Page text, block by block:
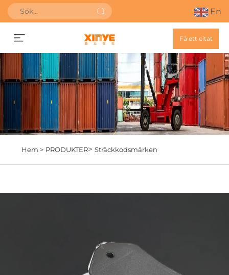
En
Få ett citat
Hem > PRODUKTER> Sträckkodsmärken